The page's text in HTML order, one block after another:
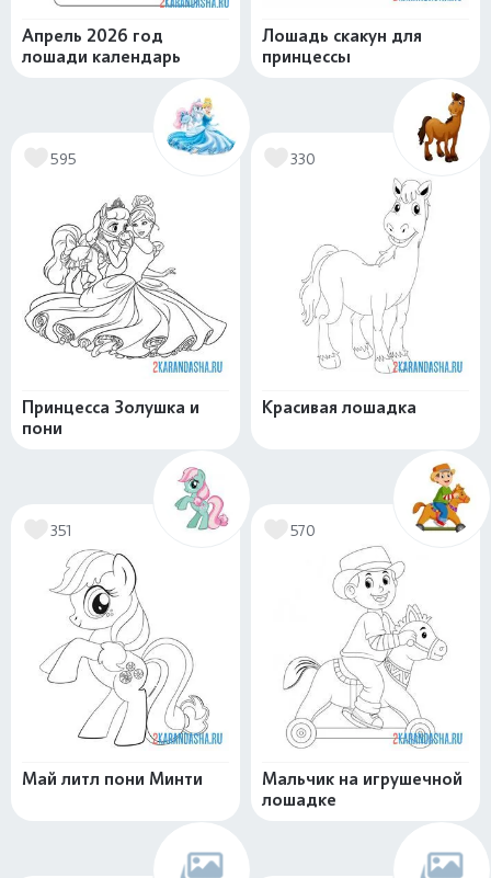
Апрель 2026 год
лошади календарь
Лошадь скакун для
принцессы
595
Принцесса Золушка и
пони
330
Красивая лошадка
351
Май литл пони Минти
570
Мальчик на игрушечной
лошадке